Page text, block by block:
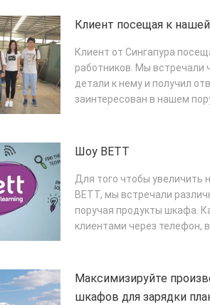
Клиент посещая к
Клиент от Сингапура
работников. Мы встречали
детали к нему и получил
заинтересован в нашем
Шоу BETT
Для того чтобы увеличить
BETT, мы встречали
поручая продукты шкафа.
клиентами через телефон,
Максимизируйте
шкафов для зарядки